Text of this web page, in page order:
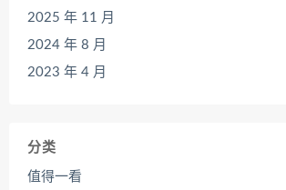
2025 年 11 月
2024 年 8 月
2023 年 4 月
分类
值得一看